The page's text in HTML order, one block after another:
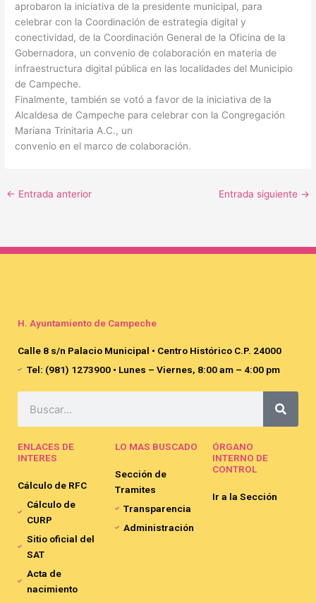
aprobaron la iniciativa de la presidente municipal, para
celebrar con la Coordinación de estrategia digital y
conectividad, de la Coordinación General de la Oficina de la
Gobernadora, un convenio de colaboración en materia de
infraestructura digital pública en las localidades del Municipio
de Campeche.
Finalmente, también se votó a favor de la iniciativa de la
Alcaldesa de Campeche para celebrar con la Congregación
Mariana Trinitaria A.C., un
convenio en el marco de colaboración.
← Entrada anterior Entrada siguiente →
H. Ayuntamiento de Campeche
Calle 8 s/n Palacio Municipal • Centro Histórico C.P. 24000
Tel: (981) 1273900 • Lunes – Viernes, 8:00 am – 4:00 pm
ENLACES DE
INTERES
Cálculo de RFC
Cálculo de
CURP
Sitio oficial del
SAT
Acta de
nacimiento
LO MAS BUSCADO
Sección de
Tramites
Transparencia
Administración
ÓRGANO
INTERNO DE
CONTROL
Ir a la Sección